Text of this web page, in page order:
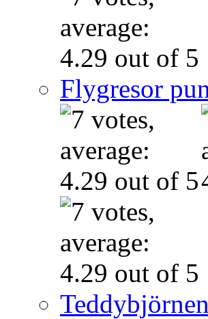
Flygresor